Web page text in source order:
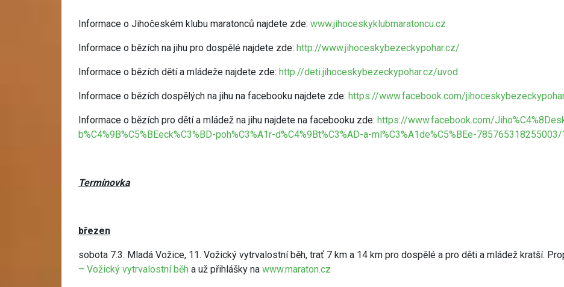
Informace o Jihočeském klubu maratonců najdete zde: www.jihoceskyklubmaratoncu.cz
Informace o bězích na jihu pro dospělé najdete zde: http://www.jihoceskybezeckypohar.cz/
Informace o bězích dětí a mládeže najdete zde: http://deti.jihoceskybezeckypohar.cz/uvod
Informace o bězích dospělých na jihu na facebooku najdete zde: https://www.facebook.com/
Informace o bězích pro dětí a mládež na jihu najdete na facebooku zde: https://www.facebook.com/
b%C4%9B%C5%BEeck%C3%BD-poh%C3%A1r-d%C4%9Bt%C3%AD-a-ml%C3%A1de%C5%BEe-
Termínovka
březen
sobota 7.3. Mladá Vožice, 11. Vožický vytrvalostní běh, trať 7 km a 14 km pro dospělé a pro děti a mládež kratší.
– Vožický vytrvalostní běh a už přihlášky na www.maraton.cz